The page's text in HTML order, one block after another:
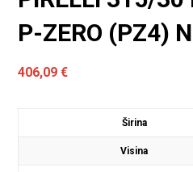
P-ZERO (PZ4)
406,09€
Širina
Visina